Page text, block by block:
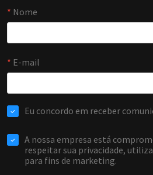
EMAIL
WHATSAPP / TELEFONE